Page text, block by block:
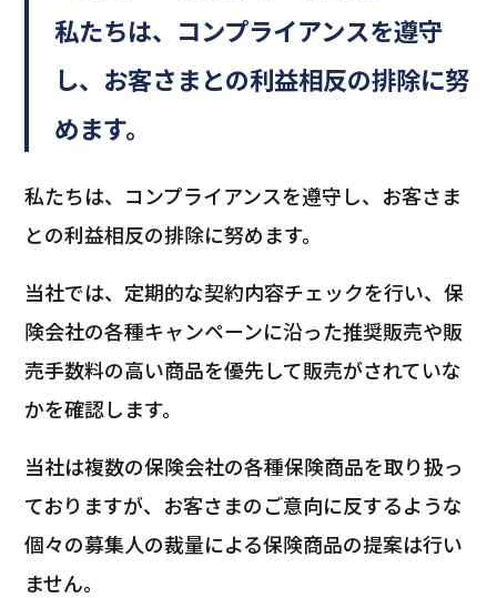
私たちは、コンプライアンスを遵守
し、お客さまとの利益相反の排除に努
めます。
私たちは、コンプライアンスを遵守し、お客さま
との利益相反の排除に努めます。
当社では、定期的な契約内容チェックを行い、保
険会社の各種キャンペーンに沿った推奨販売や販
売手数料の高い商品を優先して販売がされていな
かを確認します。
当社は複数の保険会社の各種保険商品を取り扱っ
ておりますが、お客さまのご意向に反するような
個々の募集人の裁量による保険商品の提案は行い
ません。